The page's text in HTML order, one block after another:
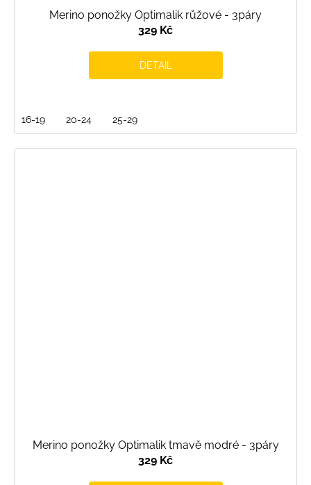
Merino ponožky Optimalik růžové - 3páry
329 Kč
DETAIL
16-19 20-24 25-29
Merino ponožky Optimalik tmavě modré - 3páry
329 Kč